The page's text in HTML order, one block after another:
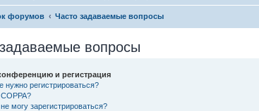
форумов Часто задаваемые вопросы
вопросы
и регистрация
нужно регистрироваться?
могу зарегистрироваться?